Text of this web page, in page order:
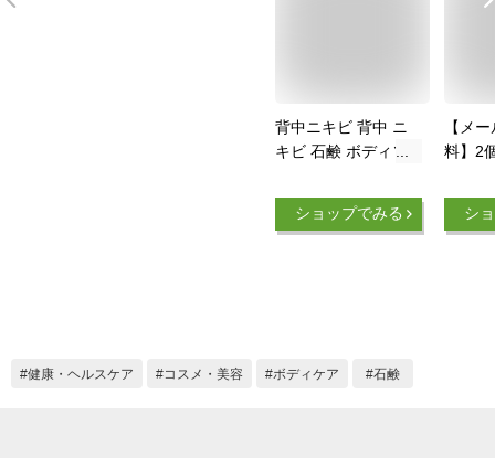
背中ニキビ 背中 ニ
キビ 石鹸 ボディソ
プー【シアクル ソー
プ 100g】 薬用石鹸
男 ニキビ 保湿 殺菌
ショップでみる
【メ
料】2
鹸 つ
シ
健康・ヘルスケア コスメ・美容 ボディケア 石鹸